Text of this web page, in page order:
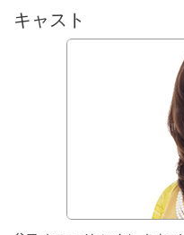
キャスト